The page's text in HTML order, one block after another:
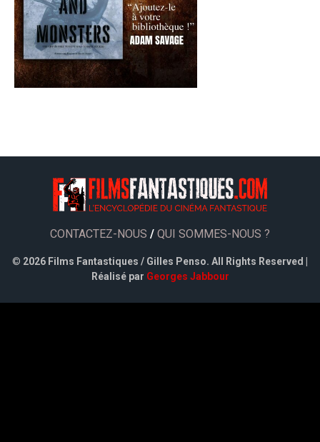
CONTACTEZ-NOUS / QUI SOMMES-NOUS ?
© 2026 Films Fantastiques / Gilles Penso. All Rights Reserved |
Réalisé par Georges Jabbour